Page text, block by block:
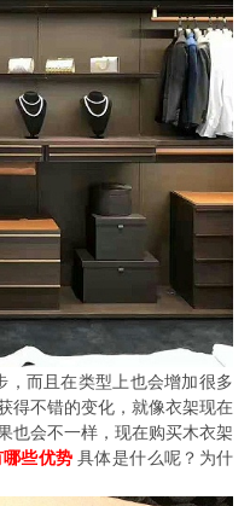
，而且在类型上也会增加很多
得不错的变化，就像衣架现在
也会不一样，现在购买木衣架
些优势 具体是什么呢？为什